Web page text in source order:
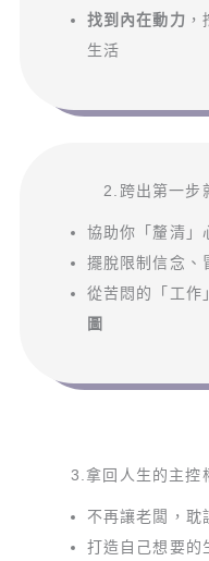
找到內在動力
生活
2.跨出第一步
協助你「釐清」
擺脫限制信念、
從苦悶的「工作
圖
3.拿回人生的主控
不再讓老闆，耽
打造自己想要的